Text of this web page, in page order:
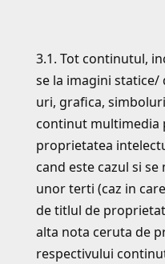
3.1. Tot continutul,
se la imagini statice/
uri, grafica,
continut multimedia
proprietatea
cand este cazul si
unor terti (caz in
de titlul de
alta nota ceruta de
respectivului